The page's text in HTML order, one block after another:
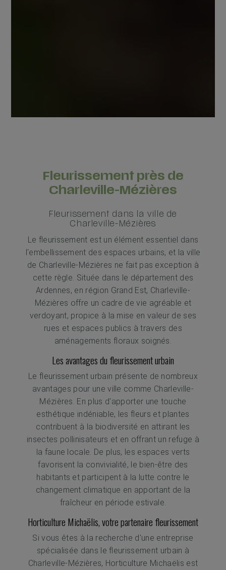
Fleurissement près de
Charleville-Mézières
Fleurissement dans la ville de
Charleville-Mézières
Le fleurissement est un élément essentiel dans
l'embellissement des espaces urbains, et la ville
de Charleville-Mézières ne fait pas exception à
cette règle. Située dans le département des
Ardennes, en région Grand Est, Charleville-
Mézières offre un cadre de vie agréable et
verdoyant, propice à la mise en valeur de ses
rues et espaces publics à travers des
aménagements floraux soignés.
Les avantages du fleurissement urbain
Le fleurissement urbain présente de nombreux
avantages pour une ville comme Charleville-
Mézières. En plus d'apporter une touche
esthétique indéniable, les fleurs et plantes
contribuent à la biodiversité en attirant les
insectes pollinisateurs et en offrant un refuge à
la faune locale. De plus, les espaces verts
favorisent la convivialité, le bien-être des
habitants et participent à la lutte contre le
changement climatique en apportant de la
fraîcheur en période estivale.
Horticulture Michaëlis, votre partenaire fleurissement
Si vous êtes à la recherche d'une entreprise
spécialisée dans le fleurissement urbain à
Charleville-Mézières, Horticulture Michaëlis est